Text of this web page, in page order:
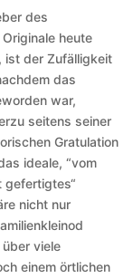
des
heute
ist der Zufälligkeit
das
war,
seitens seiner
Gratulation
ideale, “vom
gefertigtes“
nicht nur
viele
einem örtlichen